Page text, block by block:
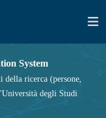
System
della ricerca (persone,
degli Studi